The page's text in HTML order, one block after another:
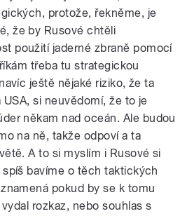
protože, řekněme, je
že by Rusové chtěli
použití jaderné zbraně pomocí
třeba tu strategickou
ještě nějaké riziko, že ta
si neuvědomí, že to je
někam nad oceán. Ale budou
na ně, takže odpoví a ta
A to si myslím i Rusové si
bavíme o těch taktických
pokud by se k tomu
rozkaz, nebo souhlas s